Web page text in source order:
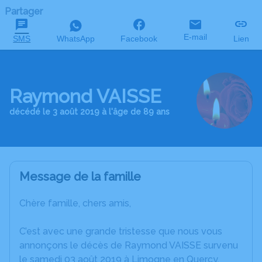
Partager
SMS WhatsApp Facebook E-mail Lien
Raymond VAISSE
décédé le 3 août 2019 à l'âge de 89 ans
Message de la famille
Chère famille, chers amis,
C’est avec une grande tristesse que nous vous
annonçons le décès de Raymond VAISSE survenu
le samedi 03 août 2019 à Limogne en Quercy.